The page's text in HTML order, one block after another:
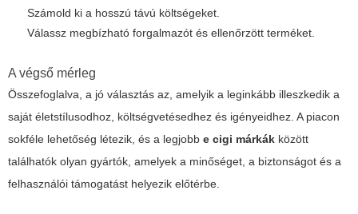
Számold ki a hosszú távú költségeket.
Válassz megbízható forgalmazót és ellenőrzött terméket.
A végső mérleg
Összefoglalva, a jó választás az, amelyik a leginkább illeszkedik a
saját életstílusodhoz, költségvetésedhez és igényeidhez. A piacon
sokféle lehetőség létezik, és a legjobb e cigi márkák között
találhatók olyan gyártók, amelyek a minőséget, a biztonságot és a
felhasználói támogatást helyezik előtérbe.